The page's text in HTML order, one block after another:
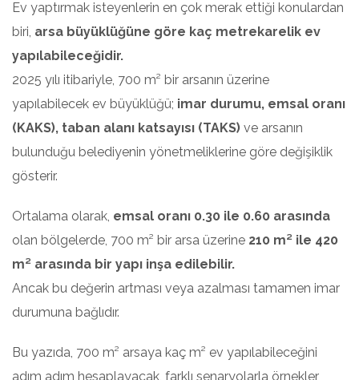
Ev yaptırmak isteyenlerin en çok merak ettiği konulardan
biri, arsa büyüklüğüne göre kaç metrekarelik ev
yapılabileceğidir.
2025 yılı itibariyle, 700 m² bir arsanın üzerine
yapılabilecek ev büyüklüğü; imar durumu, emsal oranı
(KAKS), taban alanı katsayısı (TAKS) ve arsanın
bulunduğu belediyenin yönetmeliklerine göre değişiklik
gösterir.
Ortalama olarak, emsal oranı 0.30 ile 0.60 arasında
olan bölgelerde, 700 m² bir arsa üzerine 210 m² ile 420
m² arasında bir yapı inşa edilebilir.
Ancak bu değerin artması veya azalması tamamen imar
durumuna bağlıdır.
Bu yazıda, 700 m² arsaya kaç m² ev yapılabileceğini
adım adım hesaplayacak, farklı senaryolarla örnekler